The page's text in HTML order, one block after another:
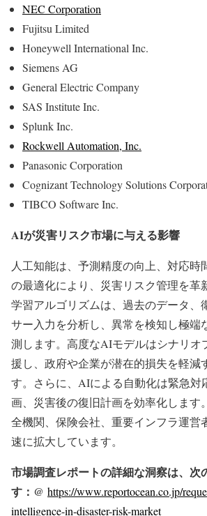
NEC Corporation
Fujitsu Limited
Honeywell International Inc.
Siemens AG
General Electric Company
SAS Institute Inc.
Splunk Inc.
Rockwell Automation, Inc.
Panasonic Corporation
Cognizant Technology Solutions
TIBCO Software Inc.
AIが災害リスク市場に与える影響
人工知能は、予測精度の向上、対応時
の最適化により、災害リスク管理を革
学習アルゴリズムは、過去のデータ、
サー入力を分析し、異常を検知し極端
測します。高度なAIモデルはシナリオ
援し、政府や企業が潜在的損失を軽減
す。さらに、AIによる自動化は緊急対
画、災害後の復旧計画を効率化します
全機関、保険会社、重要インフラ運営
速に拡大しています。
市場調査レポートの詳細な洞察は、次
す：@ https://www.reportocean.co.jp/
intelligence-in-disaster-risk-market